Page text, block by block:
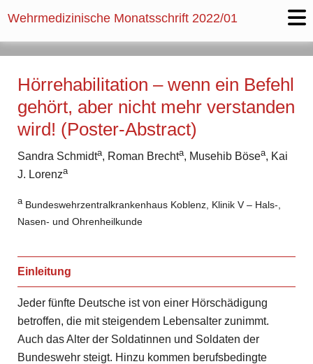
Wehrmedizinische Monatsschrift 2022/01
Hörrehabilitation – wenn ein Befehl
gehört, aber nicht mehr verstanden
wird! (Poster-Abstract)
Sandra Schmidta, Roman Brechta, Musehib Bösea, Kai
J. Lorenza
a Bundeswehrzentralkrankenhaus Koblenz, Klinik V – Hals-,
Nasen- und Ohrenheilkunde
Einleitung
Jeder fünfte Deutsche ist von einer Hörschädigung
betroffen, die mit steigendem Lebensalter zunimmt.
Auch das Alter der Soldatinnen und Soldaten der
Bundeswehr steigt. Hinzu kommen berufsbedingte